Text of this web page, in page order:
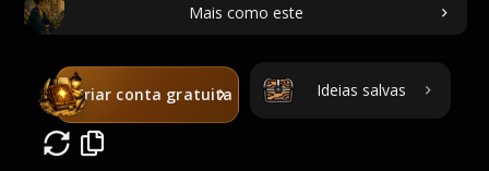
Mais como este
Criar conta gratuita Ideias salvas